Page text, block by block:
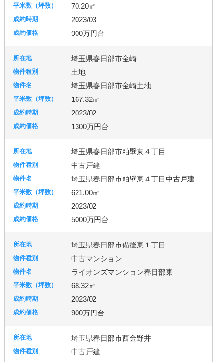
70.20㎡
2023/03
900万円台
埼玉県春日部市金崎
土地
埼玉県春日部市金崎土地
167.32㎡
2023/02
1300万円台
埼玉県春日部市粕壁東４丁目
中古戸建
埼玉県春日部市粕壁東４丁目中古戸建
621.00㎡
2023/02
5000万円台
埼玉県春日部市備後東１丁目
中古マンション
ライオンズマンション春日部東
68.32㎡
2023/02
900万円台
埼玉県春日部市西金野井
中古戸建